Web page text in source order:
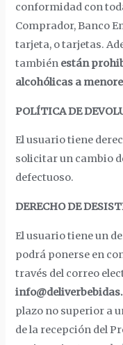
conformidad con
Comprador, Banco
tarjeta, o tarjetas.
también están
alcohólicas a
POLÍTICA DE
El usuario tiene
solicitar un cambio
defectuoso.
DERECHO DE
El usuario tiene un
podrá ponerse en
través del correo
plazo no superior a
de la recepción del